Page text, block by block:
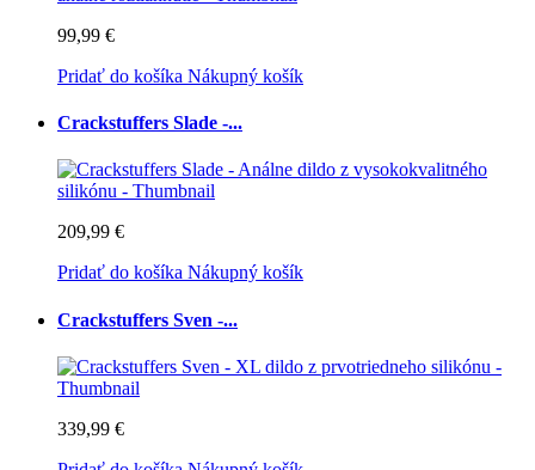
99,99 €
Pridať do košíka Nákupný košík
Crackstuffers Slade -...
209,99 €
Pridať do košíka Nákupný košík
Crackstuffers Sven -...
339,99 €